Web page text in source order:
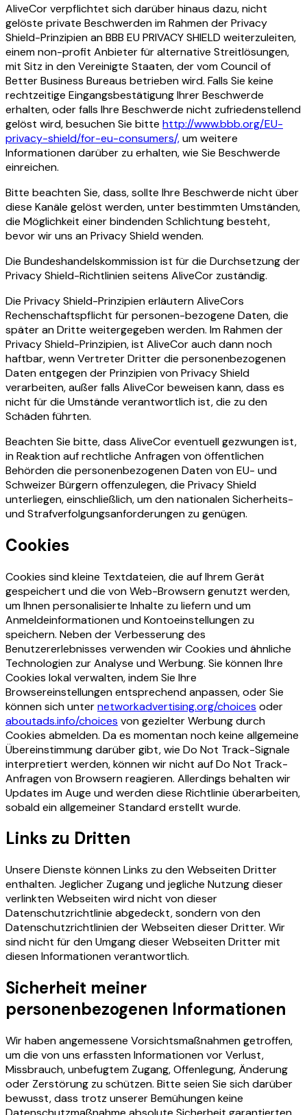
AliveCor verpflichtet sich darüber hinaus dazu, nicht
gelöste private Beschwerden im Rahmen der Privacy
Shield-Prinzipien an BBB EU PRIVACY SHIELD weiterzuleiten,
einem non-profit Anbieter für alternative Streitlösungen,
mit Sitz in den Vereinigte Staaten, der vom Council of
Better Business Bureaus betrieben wird. Falls Sie keine
rechtzeitige Eingangsbestätigung Ihrer Beschwerde
erhalten, oder falls Ihre Beschwerde nicht zufriedenstellend
gelöst wird, besuchen Sie bitte http://www.bbb.org/EU-
privacy-shield/for-eu-consumers/,um weitere
Informationen darüber zu erhalten, wie Sie Beschwerde
einreichen.
Bitte beachten Sie, dass, sollte Ihre Beschwerde nicht über
diese Kanäle gelöst werden, unter bestimmten Umständen,
die Möglichkeit einer bindenden Schlichtung besteht,
bevor wir uns an Privacy Shield wenden.
Die Bundeshandelskommission ist für die Durchsetzung der
Privacy Shield-Richtlinien seitens AliveCor zuständig.
Die Privacy Shield-Prinzipien erläutern AliveCors
Rechenschaftspflicht für personen-bezogene Daten, die
später an Dritte weitergegeben werden. Im Rahmen der
Privacy Shield-Prinzipien, ist AliveCor auch dann noch
haftbar, wenn Vertreter Dritter die personenbezogenen
Daten entgegen der Prinzipien von Privacy Shield
verarbeiten, außer falls AliveCor beweisen kann, dass es
nicht für die Umstände verantwortlich ist, die zu den
Schäden führten.
Beachten Sie bitte, dass AliveCor eventuell gezwungen ist,
in Reaktion auf rechtliche Anfragen von öffentlichen
Behörden die personenbezogenen Daten von EU- und
Schweizer Bürgern offenzulegen, die Privacy Shield
unterliegen, einschließlich, um den nationalen Sicherheits-
und Strafverfolgungsanforderungen zu genügen.
Cookies
Cookies sind kleine Textdateien, die auf Ihrem Gerät
gespeichert und die von Web-Browsern genutzt werden,
um Ihnen personalisierte Inhalte zu liefern und um
Anmeldeinformationen und Kontoeinstellungen zu
speichern. Neben der Verbesserung des
Benutzererlebnisses verwenden wir Cookies und ähnliche
Technologien zur Analyse und Werbung. Sie können Ihre
Cookies lokal verwalten, indem Sie Ihre
Browsereinstellungen entsprechend anpassen, oder Sie
können sich unternetworkadvertising.org/choices oder
aboutads.info/choices von gezielter Werbung durch
Cookies abmelden. Da es momentan noch keine allgemeine
Übereinstimmung darüber gibt, wie Do Not Track-Signale
interpretiert werden, können wir nicht auf Do Not Track-
Anfragen von Browsern reagieren. Allerdings behalten wir
Updates im Auge und werden diese Richtlinie überarbeiten,
sobald ein allgemeiner Standard erstellt wurde.
Links zu Dritten
Unsere Dienste können Links zu den Webseiten Dritter
enthalten. Jeglicher Zugang und jegliche Nutzung dieser
verlinkten Webseiten wird nicht von dieser
Datenschutzrichtlinie abgedeckt, sondern von den
Datenschutzrichtlinien der Webseiten dieser Dritter. Wir
sind nicht für den Umgang dieser Webseiten Dritter mit
diesen Informationen verantwortlich.
Sicherheit meiner
personenbezogenen Informationen
Wir haben angemessene Vorsichtsmaßnahmen getroffen,
um die von uns erfassten Informationen vor Verlust,
Missbrauch, unbefugtem Zugang, Offenlegung, Änderung
oder Zerstörung zu schützen. Bitte seien Sie sich darüber
bewusst, dass trotz unserer Bemühungen keine